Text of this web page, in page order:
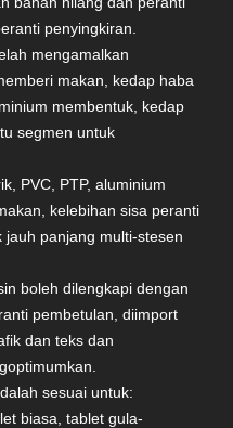
penyingkiran.
mengamalkan
makan, kedap haba
membentuk, kedap
segmen untuk
PVC, PTP, aluminium
kelebihan sisa peranti
panjang multi-stesen
boleh dilengkapi dengan
pembetulan, diimport
dan teks dan
sesuai untuk:
biasa, tablet gula-